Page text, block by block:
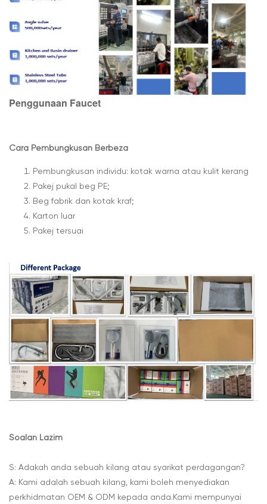
Penggunaan Faucet
Cara Pembungkusan Berbeza
Pembungkusan individu: kotak warna atau kulit kerang
Pakej pukal beg PE;
Beg fabrik dan kotak kraf;
Karton luar
Pakej tersuai
Soalan Lazim
S: Adakah anda sebuah kilang atau syarikat perdagangan?
A: Kami adalah sebuah kilang, kami boleh menyediakan
perkhidmatan OEM & ODM kepada anda.Kami mempunyai